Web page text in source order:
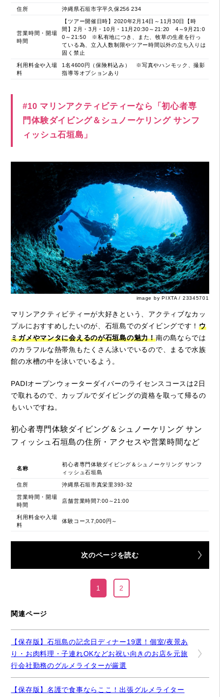
住所 沖縄県石垣市字平久保256 234
営業時間・開場
時間
【ツアー開催日時】2020年2月14日～11月30日【時
間】2月・3月・10月・11月20:30～21:20 4～9月21:0
0～21:50 ※私有地につき、また、牧草の生産を行っ
ている為、立入人数制限やツアー時間以外の立ち入りは
固く禁止
利用料金や入場
料
1名4600円（保険料込み） ※写真やハンモック、撮影
指導等オプションあり
#10 マリンアクティビティーなら「初心者専
門体験ダイビング＆シュノーケリング サンフ
ィッシュ石垣島」
image by PIXTA / 23345701
マリンアクティビティーが大好きという、アクティブなカッ
プルにおすすめしたいのが、石垣島でのダイビングです！ウ
ミガメやマンタに会えるのが石垣島の魅力！南の島ならでは
のカラフルな熱帯魚もたくさん泳いでいるので、まるで水族
館の水槽の中を泳いでいるよう。
PADIオープンウォーターダイバーのライセンスコースは2日
で取れるので、カップルでダイビングの資格を取って帰るの
もいいですね。
初心者専門体験ダイビング＆シュノーケリング サン
フィッシュ石垣島の住所・アクセスや営業時間など
名称
初心者専門体験ダイビング＆シュノーケリング サンフ
ィッシュ石垣島
住所 沖縄県石垣市真栄里393-32
営業時間・開場
時間
店舗営業時間7:00～21:00
利用料金や入場
料
体験コース7,000円～
次のページを読む
1 2
関連ページ
【保存版】石垣島の記念日ディナー19選！個室/夜景あ
り・お肉料理・子連れOKなどお祝い向きのお店を元旅
行会社勤務のグルメライターが厳選
【保存版】名護で食事ならここ！出張グルメライター